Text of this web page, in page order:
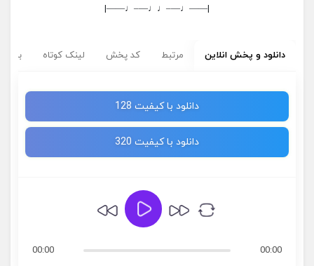
|——♩—–♩♩—–♩——|
دانلود و پخش انلاین مرتبط کد پخش لینک کوتاه
دانلود با کیفیت 128
دانلود با کیفیت 320
00:00
00:00